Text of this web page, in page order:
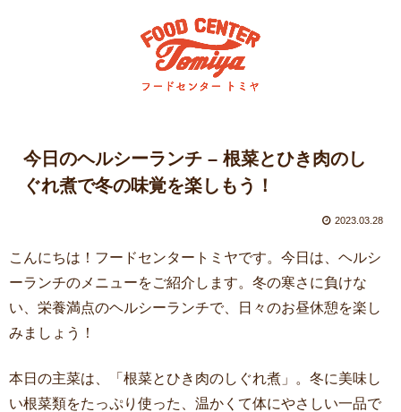
今日のヘルシーランチ – 根菜とひき肉のし
ぐれ煮で冬の味覚を楽しもう！
2023.03.28
こんにちは！フードセンタートミヤです。今日は、ヘルシ
ーランチのメニューをご紹介します。冬の寒さに負けな
い、栄養満点のヘルシーランチで、日々のお昼休憩を楽し
みましょう！
本日の主菜は、「根菜とひき肉のしぐれ煮」。冬に美味し
い根菜類をたっぷり使った、温かくて体にやさしい一品で